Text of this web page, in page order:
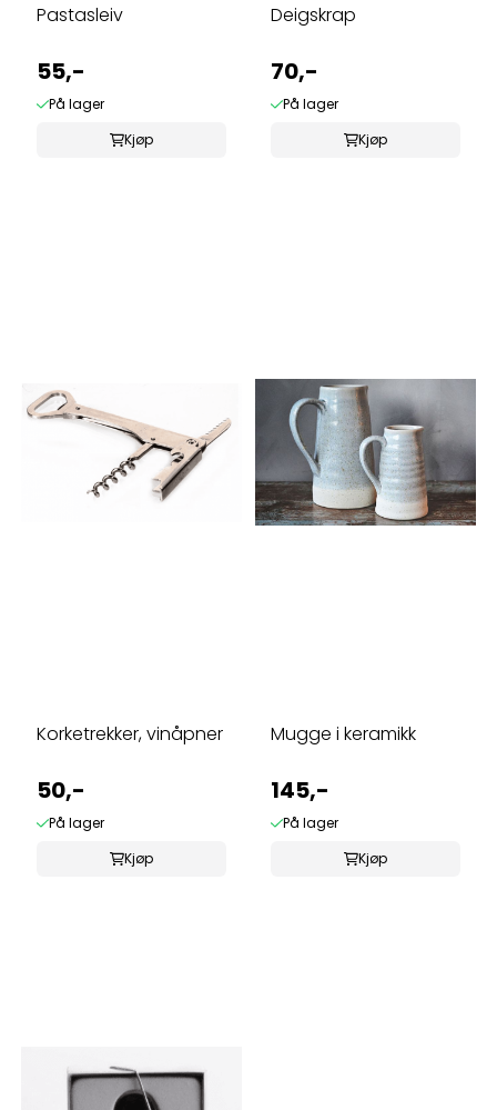
Pastasleiv
55,-
På lager
Kjøp
Deigskrap
70,-
På lager
Kjøp
Korketrekker, vinåpner
50,-
På lager
Kjøp
Mugge i keramikk
145,-
På lager
Kjøp